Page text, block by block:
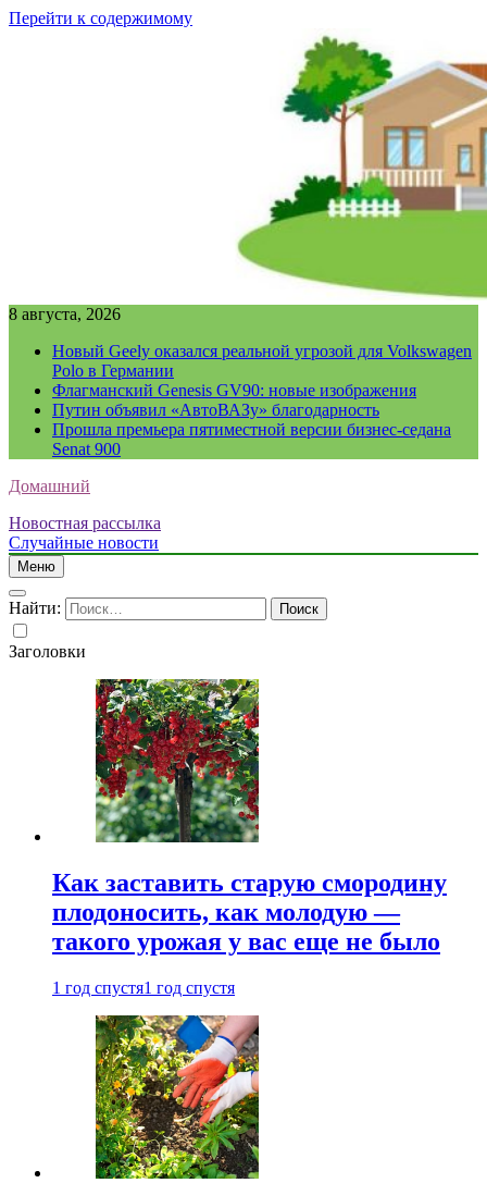
Перейти к содержимому
8 августа, 2026
Новый Geely оказался реальной угрозой для Volkswagen
Polo в Германии
Флагманский Genesis GV90: новые изображения
Путин объявил «АвтоВАЗу» благодарность
Прошла премьера пятиместной версии бизнес-седана
Senat 900
Домашний
Новостная рассылка
Случайные новости
Меню
Найти:
Заголовки
Как заставить старую смородину
плодоносить, как молодую —
такого урожая у вас еще не было
1 год спустя1 год спустя